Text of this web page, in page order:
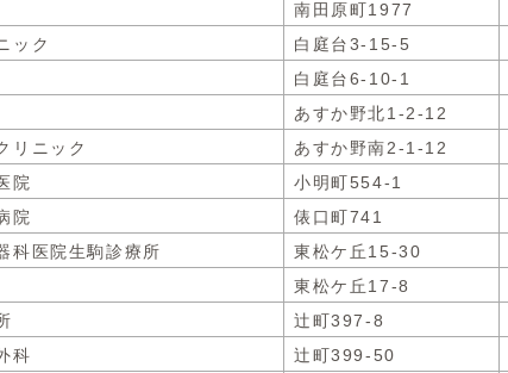
南田原町1977
ック
白庭台3-15-5
白庭台6-10-1
あすか野北1-2-12
リニック
あすか野南2-1-12
院
小明町554-1
院
俵口町741
科医院生駒診療所
東松ケ丘15-30
東松ケ丘17-8
辻町397-8
科
辻町399-50